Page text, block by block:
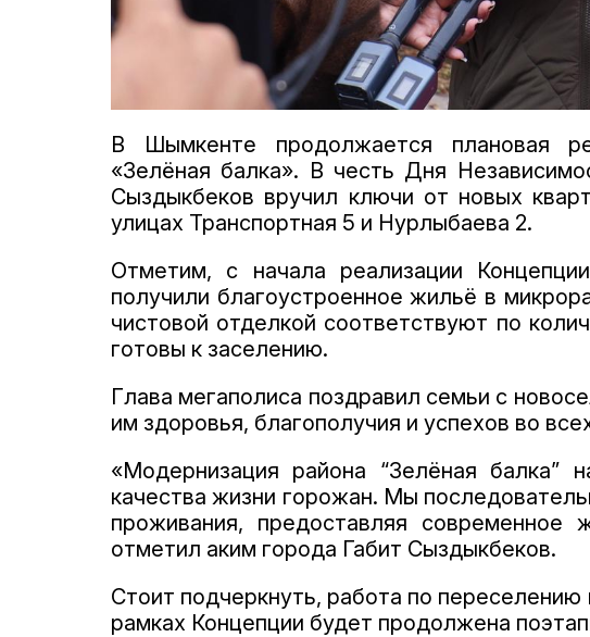
В Шымкенте продолжается плановая
«Зелёная балка». В честь Дня
Сыздыкбеков вручил ключи от новых
улицах Транспортная 5 и Нурлыбаева 2.
Отметим, с начала реализации
получили благоустроенное жильё в
чистовой отделкой соответствуют по
готовы к заселению.
Глава мегаполиса поздравил семьи с
им здоровья, благополучия и успехов во
«Модернизация района “Зелёная
качества жизни горожан. Мы
проживания, предоставляя
отметил аким города Габит Сыздыкбеков.
Стоит подчеркнуть, работа по
рамках Концепции будет продолжена